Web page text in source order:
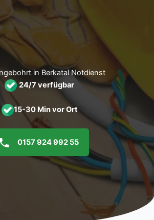
in Berkatal Notdienst
24/7 verfügbar
15-30 Min vor Ort
0157 924 992 55